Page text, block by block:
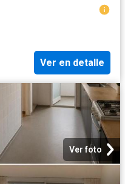
Ver en detalle
Ver foto